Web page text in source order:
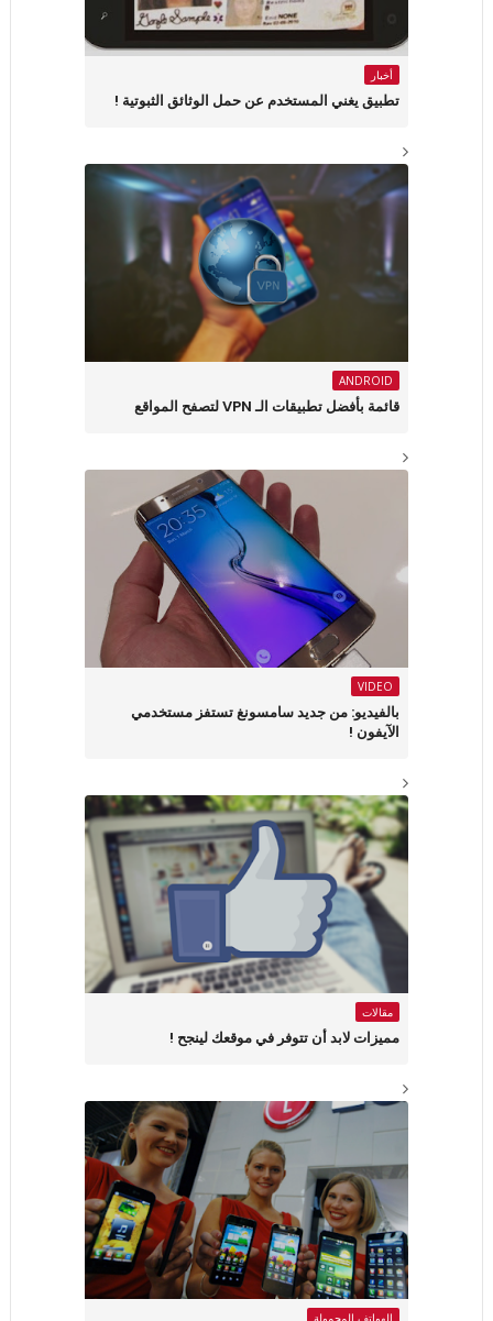
أخبار
تطبيق يغني المستخدم عن حمل الوثائق الثبوتية !
ANDROID
قائمة بأفضل تطبيقات الـ VPN لتصفح المواقع
VIDEO
بالفيديو: من جديد سامسونغ تستفز مستخدمي
الآيفون !
مقالات
مميزات لابد أن تتوفر في موقعك لينجح !
الهواتف المحمولة